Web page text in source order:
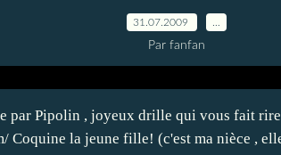
31.07.2009
Par fanfan
par Pipolin , joyeux drille qui vous fait
la jeune fille! (c'est ma nièce ,